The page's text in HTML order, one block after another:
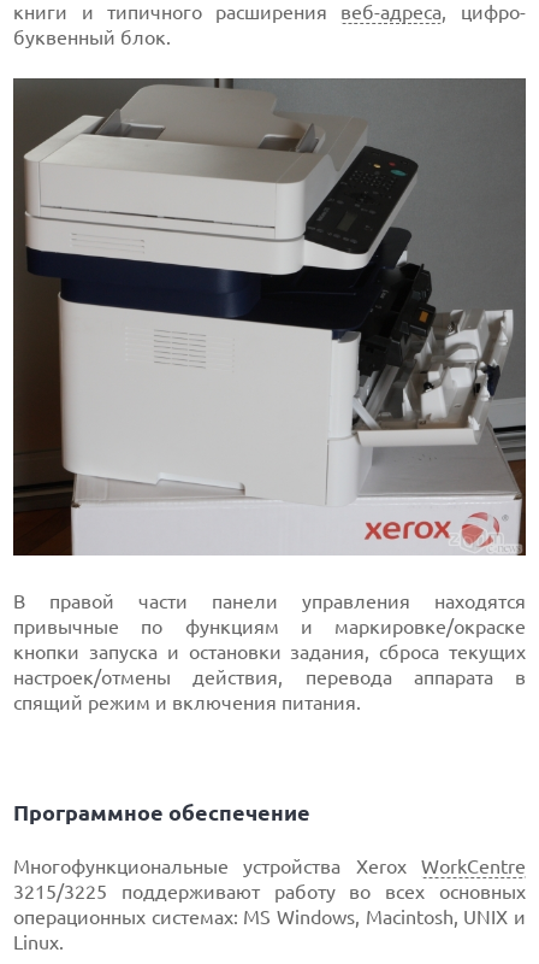
книги и типичного расширения веб-адреса, цифро-
буквенный блок.
В правой части панели управления находятся
привычные по функциям и маркировке/окраске
кнопки запуска и остановки задания, сброса текущих
настроек/отмены действия, перевода аппарата в
спящий режим и включения питания.
Программное обеспечение
Многофункциональные устройства Xerox WorkCentre
3215/3225 поддерживают работу во всех основных
операционных системах: MS Windows, Macintosh, UNIX и
Linux.